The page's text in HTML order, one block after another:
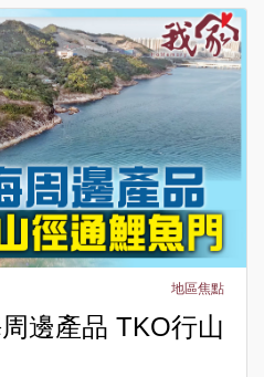
地區焦點
邊產品 TKO行山